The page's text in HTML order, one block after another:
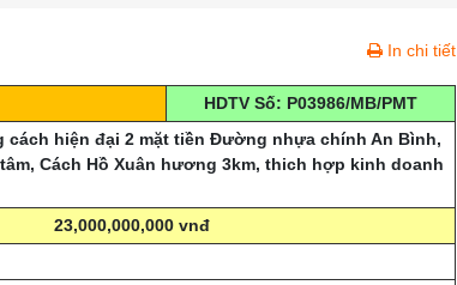
In chi tiết
HDTV Số: P03986/MB/PMT
cách hiện đại 2 mặt tiền Đường nhựa chính An Bình,
Cách Hồ Xuân hương 3km, thich hợp kinh doanh
23,000,000,000 vnđ